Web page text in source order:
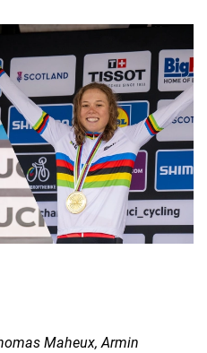
Maheux, Armin